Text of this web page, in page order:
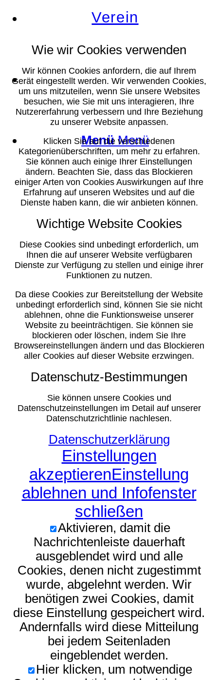
Verein
Suche
Menü Menü
Wie wir Cookies verwenden
Wir können Cookies anfordern, die auf Ihrem
Gerät eingestellt werden. Wir verwenden Cookies,
um uns mitzuteilen, wenn Sie unsere Websites
besuchen, wie Sie mit uns interagieren, Ihre
Nutzererfahrung verbessern und Ihre Beziehung
zu unserer Website anpassen.
Klicken Sie auf die verschiedenen
Kategorienüberschriften, um mehr zu erfahren.
Sie können auch einige Ihrer Einstellungen
ändern. Beachten Sie, dass das Blockieren
einiger Arten von Cookies Auswirkungen auf Ihre
Erfahrung auf unseren Websites und auf die
Dienste haben kann, die wir anbieten können.
Wichtige Website Cookies
Diese Cookies sind unbedingt erforderlich, um
Ihnen die auf unserer Website verfügbaren
Dienste zur Verfügung zu stellen und einige ihrer
Funktionen zu nutzen.
Da diese Cookies zur Bereitstellung der Website
unbedingt erforderlich sind, können Sie sie nicht
ablehnen, ohne die Funktionsweise unserer
Website zu beeinträchtigen. Sie können sie
blockieren oder löschen, indem Sie Ihre
Browsereinstellungen ändern und das Blockieren
aller Cookies auf dieser Website erzwingen.
Datenschutz-Bestimmungen
Sie können unsere Cookies und
Datenschutzeinstellungen im Detail auf unserer
Datenschutzrichtlinie nachlesen.
Datenschutzerklärung
Einstellungen
akzeptierenEinstellung
ablehnen und Infofenster
schließen
Aktivieren, damit die
Nachrichtenleiste dauerhaft
ausgeblendet wird und alle
Cookies, denen nicht zugestimmt
wurde, abgelehnt werden. Wir
benötigen zwei Cookies, damit
diese Einstellung gespeichert wird.
Andernfalls wird diese Mitteilung
bei jedem Seitenladen
eingeblendet werden.
Hier klicken, um notwendige